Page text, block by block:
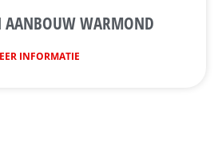
AANBOUW WARMOND
INFORMATIE